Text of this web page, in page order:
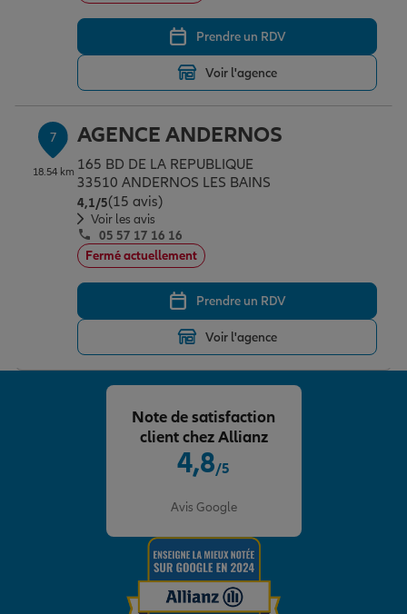
Prendre un RDV
Voir l'agence
7
18.54 km
AGENCE ANDERNOS
165 BD DE LA REPUBLIQUE
33510 ANDERNOS LES BAINS
4,1/5Note de 4.1 sur 5
(15 avis)
Voir les avis
05 57 17 16 16
Fermé actuellement
Prendre un RDV
Voir l'agence
4,8/5
Avis Google
Note de satisfaction
client chez Allianz